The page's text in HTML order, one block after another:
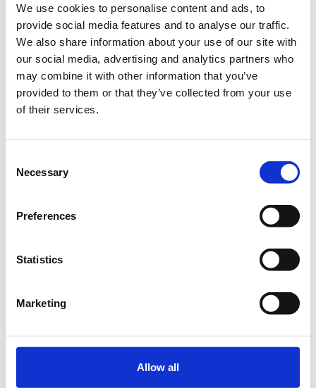
We use cookies to personalise content and ads, to
provide social media features and to analyse our traffic.
We also share information about your use of our site with
our social media, advertising and analytics partners who
may combine it with other information that you’ve
provided to them or that they’ve collected from your use
of their services.
Selection
Necessary
Preferences
Statistics
Marketing
Allow all
σεμιναρίωνJavaScript fundamentals-BC FE.
Συνοπτική παρουσίαση σεμιναρίου:
-Introduction - What is Node.JS?
-Installing Node.JS
-Our first Hello World Node.JS App
-Node REPL
-Node Modules
-Create a Module
-Built-in Modules: process
-Built-in Modules: os
-Hello World Server App using the HTTP Module
-Developing with Node.JS: nodemon
-Opening our App to the World via NGROK
-Deploying our Node.JS App (Heroku)